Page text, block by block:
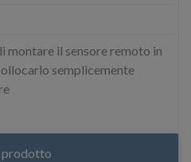
montare il sensore remoto in
semplicemente
prodotto